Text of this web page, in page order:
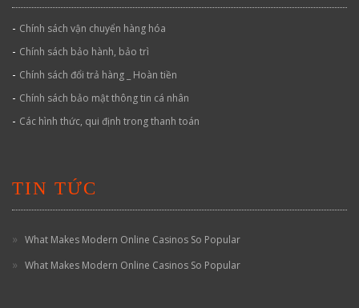
- Chính sách vận chuyển hàng hóa
- Chính sách bảo hành, bảo trì
- Chính sách đổi trả hàng _ Hoàn tiền
- Chính sách bảo mật thông tin cá nhân
- Các hình thức, qui định trong thanh toán
TIN TỨC
What Makes Modern Online Casinos So Popular
What Makes Modern Online Casinos So Popular